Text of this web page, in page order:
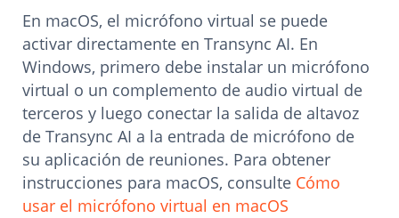
En macOS, el micrófono virtual se puede
activar directamente en Transync AI. En
Windows, primero debe instalar un micrófono
virtual o un complemento de audio virtual de
terceros y luego conectar la salida de altavoz
de Transync AI a la entrada de micrófono de
su aplicación de reuniones. Para obtener
instrucciones para macOS, consulte Cómo
usar el micrófono virtual en macOS